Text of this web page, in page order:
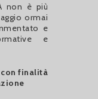
non è più
ormai
e
e
con finalità